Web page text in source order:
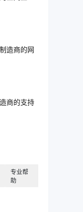
造商的网
商的支持
专业帮
助